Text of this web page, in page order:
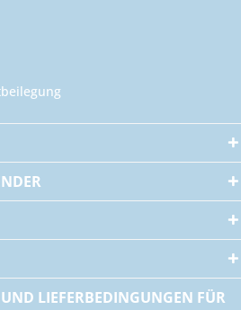
LIEFERBEDINGUNGEN FÜR